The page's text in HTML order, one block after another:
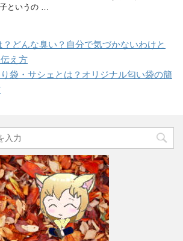
というの …
？どんな臭い？自分で気づかないわけと
え方
袋・サシェとは？オリジナル匂い袋の簡